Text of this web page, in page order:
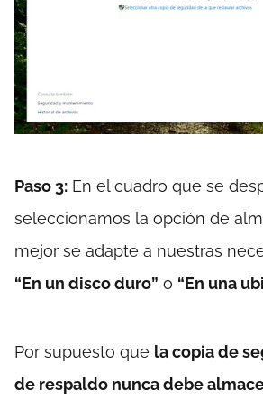
Paso 3: En el cuadro que se
seleccionamos la opción de
mejor se adapte a nuestras
“En un disco duro” o “En una
Por supuesto que la copia de
de respaldo nunca debe